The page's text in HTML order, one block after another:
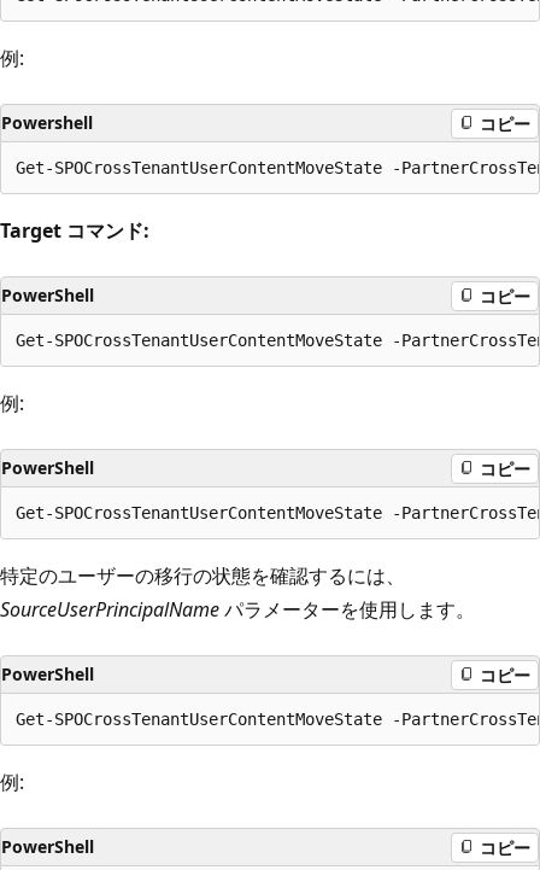
例:
Powershell コピー
Target コマンド:
PowerShell コピー
例:
PowerShell コピー
特定のユーザーの移行の状態を確認するには、
SourceUserPrincipalNameパラメーターを使用します。
PowerShell コピー
例:
PowerShell コピー